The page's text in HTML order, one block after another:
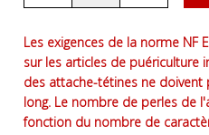
Les exigences de la norme NF
sur les articles de puériculture
des attache-tétines ne
long. Le nombre de perles de
fonction du nombre de